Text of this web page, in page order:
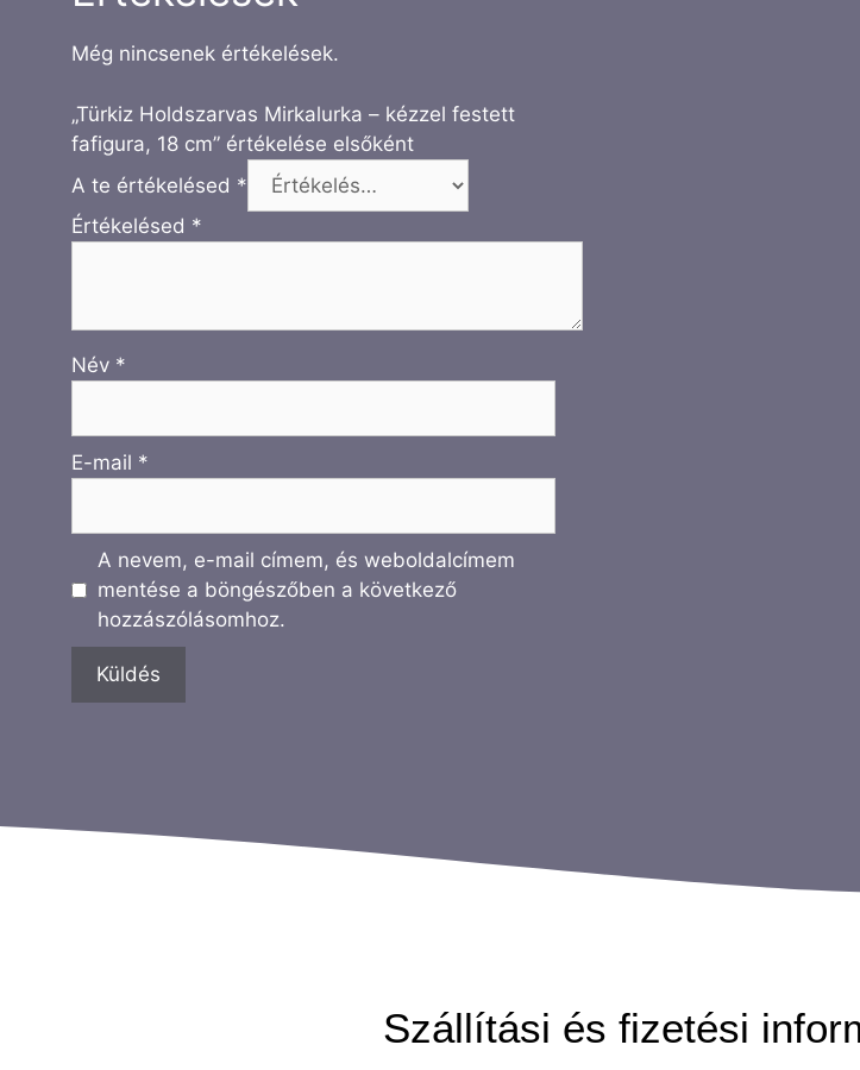
Még nincsenek értékelések.
„Türkiz Holdszarvas Mirkalurka – kézzel festett
fafigura, 18 cm” értékelése elsőként
A te értékelésed *
Értékelésed *
Név *
E-mail *
A nevem, e-mail címem, és weboldalcímem
mentése a böngészőben a következő
hozzászólásomhoz.
Szállítási és fizetési